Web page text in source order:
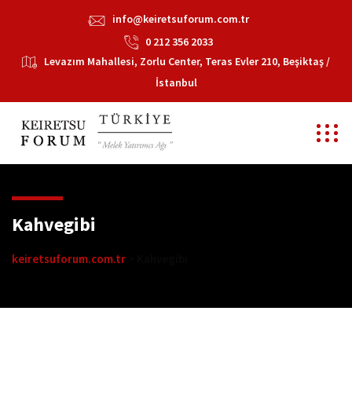
info@keiretsuforum.com.tr
0 212 356 2033
Levazım Mahallesi, Zorlu Center, Teras Evler 210, Beşiktaş /
İstanbul
Kahvegibi
keiretsuforum.com.tr